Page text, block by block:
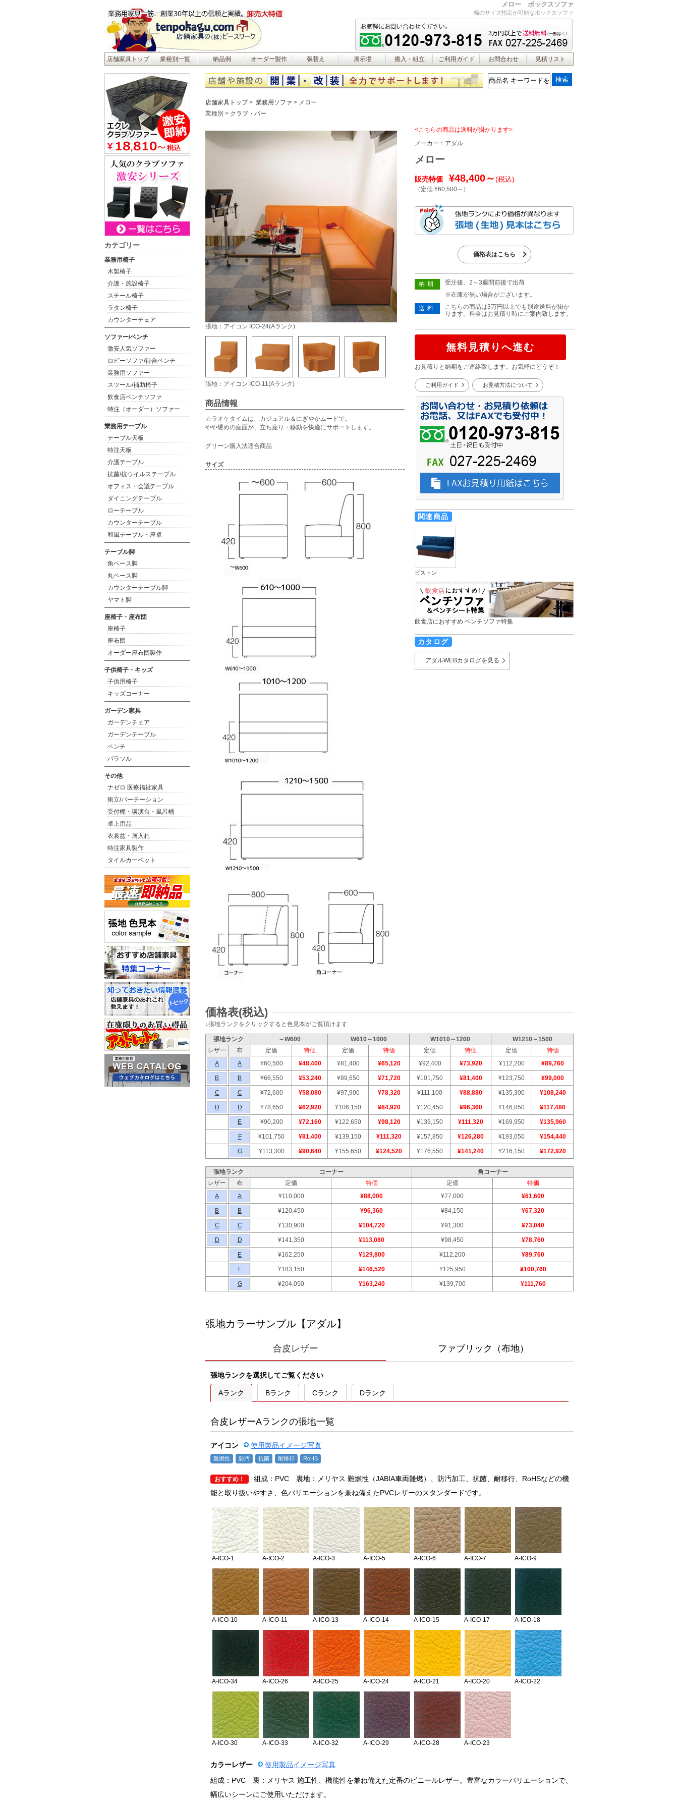
メロー ボックスソファ
幅のサイズ指定が可能なボックスソファ
店舗家具トップ 業種別一覧 納品例 オーダー製作 張替え 展示場 搬入・組立 ご利用ガイド お問合わせ 見積リスト
店舗家具トップ 業務用ソファ
メロー
業種別
クラブ・バー
張地：アイコン ICO-24(Aランク)
張地：アイコン ICO-11(Aランク)
商品情報
カラオケタイムは、カジュアル＆にぎやかムードで。
やや硬めの座面が、立ち座り・移動を快適にサポートします。
グリーン購入法適合商品
サイズ
<こちらの商品は送料が掛かります>
メーカー： アダル
メロー
販売特価 ¥48,400～(税込)
（定価 ¥60,500～ ）
価格表はこちら
納期
受注後、2～3週間前後で出荷
※在庫が無い場合がございます。
送料
こちらの商品は3万円以上でも別途送料が掛か
ります。料金はお見積り時にご案内致します。
無料見積りへ進む
お見積りと納期をご連絡致します。お気軽にどうぞ！
ご利用ガイド お見積方法について
関連商品
ビストン
飲食店におすすめ ベンチソファ特集
カタログ
アダルWEBカタログを見る
価格表(税込)
↓張地ランクをクリックすると色見本がご覧頂けます
張地ランク ～W600 W610～1000 W1010～1200
W1210～1500
レザー
布 定価 特価 定価 特価 定価 特価 定価
特価
A
A ¥60,500 ¥48,400 ¥81,400 ¥65,120 ¥92,400 ¥73,920 ¥112,200 ¥89,760
B B ¥66,550 ¥53,240 ¥89,650 ¥71,720 ¥101,750 ¥81,400 ¥123,750 ¥99,000
C C ¥72,600 ¥58,080 ¥97,900 ¥78,320 ¥111,100 ¥88,880 ¥135,300 ¥108,240
D D ¥78,650 ¥62,920 ¥106,150 ¥84,920 ¥120,450 ¥96,360 ¥146,850 ¥117,480
E ¥90,200 ¥72,160 ¥122,650 ¥98,120 ¥139,150 ¥111,320 ¥169,950 ¥135,960
F ¥101,750 ¥81,400 ¥139,150 ¥111,320 ¥157,850 ¥126,280 ¥193,050 ¥154,440
G ¥113,300 ¥90,640 ¥155,650 ¥124,520 ¥176,550 ¥141,240 ¥216,150 ¥172,920
張地ランク コーナー
角コーナー
レザー
布 定価 特価 定価
特価
A
A ¥110,000 ¥88,000 ¥77,000 ¥61,600
B B ¥120,450 ¥96,360 ¥84,150 ¥67,320
C C ¥130,900 ¥104,720 ¥91,300 ¥73,040
D D ¥141,350 ¥113,080 ¥98,450 ¥78,760
E ¥162,250 ¥129,800 ¥112,200 ¥89,760
F ¥183,150 ¥146,520 ¥125,950 ¥100,760
G ¥204,050 ¥163,240 ¥139,700 ¥111,760
カテゴリー
業務用椅子
木製椅子
介護・施設椅子
スチール椅子
ラタン椅子
カウンターチェア
ソファー/ベンチ
激安人気ソファー
ロビーソファ/待合ベンチ
業務用ソファー
スツール/補助椅子
飲食店ベンチソファ
特注（オーダー）ソファー
業務用テーブル
テーブル天板
特注天板
介護テーブル
抗菌/抗ウイルステーブル
オフィス・会議テーブル
ダイニングテーブル
ローテーブル
カウンターテーブル
和風テーブル・座卓
テーブル脚
角ベース脚
丸ベース脚
カウンターテーブル脚
ヤマト脚
座椅子・座布団
座椅子
座布団
オーダー座布団製作
子供椅子・キッズ
子供用椅子
キッズコーナー
ガーデン家具
ガーデンチェア
ガーデンテーブル
ベンチ
パラソル
その他
ナゼロ 医療福祉家具
衝立/パーテーション
受付棚・講演台・風呂桶
卓上用品
衣裳盆・屑入れ
特注家具製作
タイルカーペット